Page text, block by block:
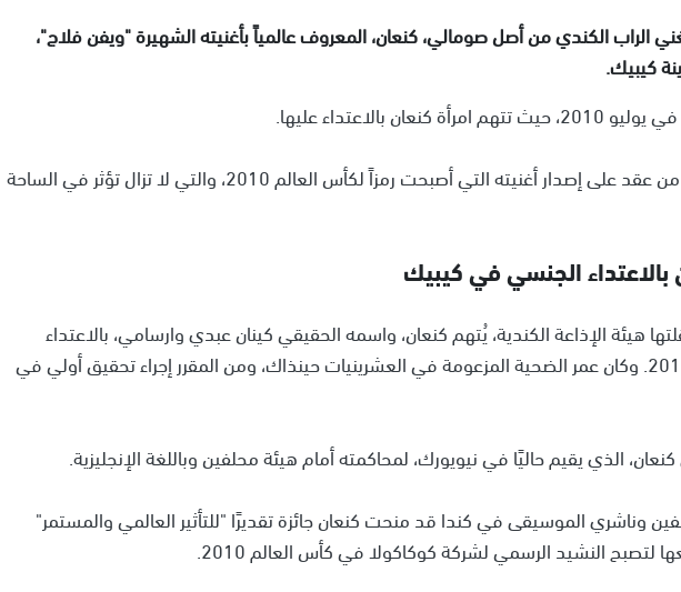
الراب الكندي من أصل صومالي، كنعان، المعروف عالمياً بأغنيته الشهيرة "ويفن فلاج"،
كيبيك.
بالاعتداء عليها.
يأتي هذا الاتهام بعد مرور أكثر من عقد على إصدار أغنيته التي أصبحت رمزاً لكأس العالم 2010، والتي لا تزال تؤثر في الساحة
الجنسي في كيبيك
هيئة الإذاعة الكندية، يُتهم كنعان، واسمه الحقيقي كينان عبدي وارسامي، بالاعتداء
الجنسي على امرأة في يوليو 2010. وكان عمر الضحية المزعومة في العشرينيات حينذاك، ومن المقرر إجراء تحقيق أولي في
الذي يقيم حاليًا في نيويورك، لمحاكمته أمام هيئة محلفين وباللغة الإنجليزية.
وناشري الموسيقى في كندا قد منحت كنعان جائزة تقديرًا "للتأثير العالمي والمستمر"
لتصبح النشيد الرسمي لشركة كوكاكولا في كأس العالم 2010.